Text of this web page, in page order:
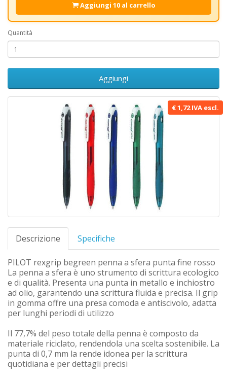
€ 1,72 IVA escl.
Descrizione Specifiche
PILOT rexgrip begreen penna a sfera punta fine rosso
La penna a sfera è uno strumento di scrittura ecologico
e di qualità. Presenta una punta in metallo e inchiostro
ad olio, garantendo una scrittura fluida e precisa. Il grip
in gomma offre una presa comoda e antiscivolo, adatta
per lunghi periodi di utilizzo
Il 77,7% del peso totale della penna è composto da
materiale riciclato, rendendola una scelta sostenibile. La
punta di 0,7 mm la rende idonea per la scrittura
quotidiana e per dettagli precisi
Aggiungi 10 al carrello
Quantità
Aggiungi